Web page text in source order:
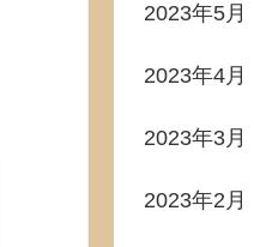
2023年5月
2023年4月
2023年3月
2023年2月